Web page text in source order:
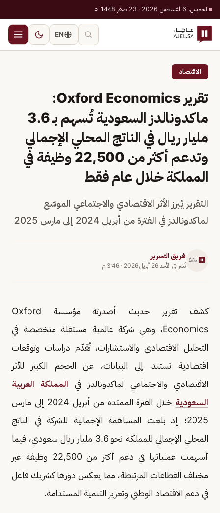
الخميس، 6 أغسطس 2026 · 23 صفر 1448 هـ
EN
الاقتصاد
تقرير Oxford Economics:
ماكدونالدز السعودية تُسهم بـ 3.6
مليار ريال في الناتج المحلي الإجمالي
وتدعم أكثر من 22,500 وظيفة في
المملكة خلال عام فقط
التقرير يُبرز الأثر الاقتصادي والاجتماعي الموسّع
لماكدونالدز في الفترة من أبريل 2024 إلى مارس 2025
فريق التحرير
نُشر في الأحد 26 أبريل 2026 · 3:46 م
كشف تقرير حديث أصدرته مؤسسة Oxford
Economics، وهي شركة عالمية مستقلة متخصصة في
التحليل الاقتصادي والاستشارات، تُقدّم دراسات وتوقعات
اقتصادية تستند إلى البيانات، عن الحجم الكبير للأثر
الاقتصادي والاجتماعي لماكدونالدز في المملكة العربية
السعودية
خلال الفترة الممتدة من أبريل 2024 إلى مارس
2025؛ إذ بلغت المساهمة الإجمالية للشركة في الناتج
المحلي الإجمالي للمملكة نحو 3.6 مليار ريال سعودي، فيما
أسهمت عملياتها في دعم أكثر من 22,500 وظيفة عبر
مختلف القطاعات المرتبطة، مما يعكس دورها كشريك فاعل
في دعم الاقتصاد الوطني وتعزيز التنمية المستدامة.